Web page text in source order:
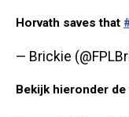
Horvath saves that
— Brickie
Bekijk hieronder